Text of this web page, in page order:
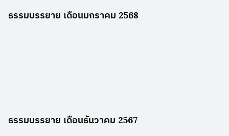
ธรรมบรรยาย เดือนมกราคม 2568
ธรรมบรรยาย เดือนธันวาคม 2567